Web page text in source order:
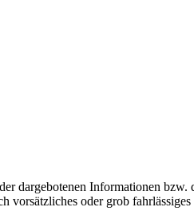
dargebotenen Informationen bzw.
vorsätzliches oder grob